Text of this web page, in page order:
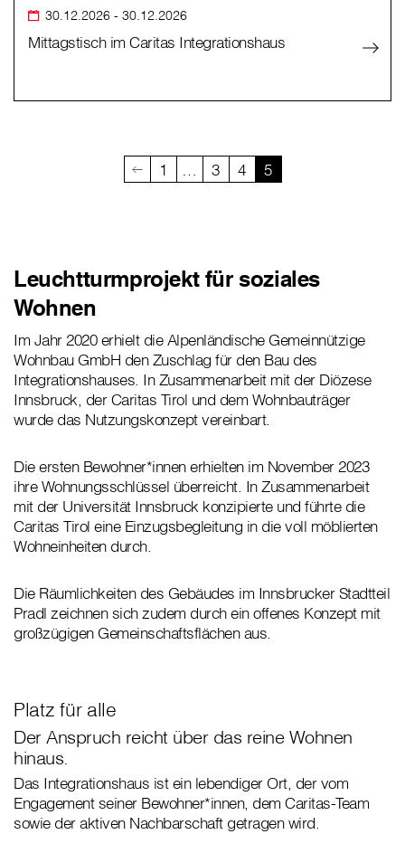
30.12.2026 - 30.12.2026
Mittagstisch im Caritas Integrationshaus
1 3 4 5
Leuchtturmprojekt für soziales
Wohnen
Im Jahr 2020 erhielt die Alpenländische Gemeinnützige
Wohnbau GmbH den Zuschlag für den Bau des
Integrationshauses. In Zusammenarbeit mit der Diözese
Innsbruck, der Caritas Tirol und dem Wohnbauträger
wurde das Nutzungskonzept vereinbart.
Die ersten Bewohner*innen erhielten im November 2023
ihre Wohnungsschlüssel überreicht. In Zusammenarbeit
mit der Universität Innsbruck konzipierte und führte die
Caritas Tirol eine Einzugsbegleitung in die voll möblierten
Wohneinheiten durch.
Die Räumlichkeiten des Gebäudes im Innsbrucker Stadtteil
Pradl zeichnen sich zudem durch ein offenes Konzept mit
großzügigen Gemeinschaftsflächen aus.
Platz für alle
Der Anspruch reicht über das reine Wohnen
hinaus.
Das Integrationshaus ist ein lebendiger Ort, der vom
Engagement seiner Bewohner*innen, dem Caritas-Team
sowie der aktiven Nachbarschaft getragen wird.